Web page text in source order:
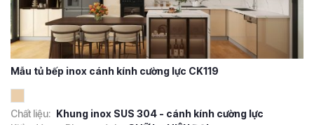
Mẫu tủ bếp inox cánh kính cường lực CK119
Chất liệu: Khung inox SUS 304 - cánh kính cường lực